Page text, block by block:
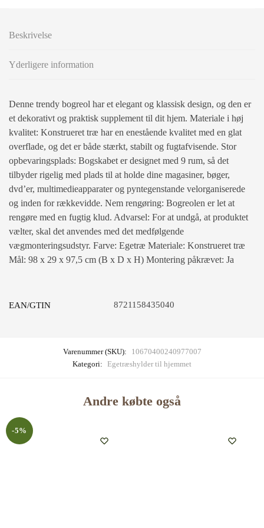
Beskrivelse
Yderligere information
Denne trendy bogreol har et elegant og klassisk design, og den er
et dekorativt og praktisk supplement til dit hjem. Materiale i høj
kvalitet: Konstrueret træ har en enestående kvalitet med en glat
overflade, og det er både stærkt, stabilt og fugtafvisende. Stor
opbevaringsplads: Bogskabet er designet med 9 rum, så det
tilbyder rigelig med plads til at holde dine magasiner, bøger,
dvd’er, multimedieapparater og pyntegenstande velorganiserede
og inden for rækkevidde. Nem rengøring: Bogreolen er let at
rengøre med en fugtig klud. Advarsel: For at undgå, at produktet
vælter, skal det anvendes med det medfølgende
vægmonteringsudstyr. Farve: Egetræ Materiale: Konstrueret træ
Mål: 98 x 29 x 97,5 cm (B x D x H) Montering påkrævet: Ja
EAN/GTIN 8721158435040
Varenummer (SKU):
10670400240977007
Kategori: Egetræshylder til hjemmet
Andre købte også
-5%